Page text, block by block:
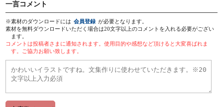
一言コメント
※素材のダウンロードには 会員登録 が必要となります。
素材を無料ダウンロードいただく場合は20文字以上のコメントを入れる必要がござい
ます。
コメントは投稿者さまに通知されます。使用目的や感想など頂けると大変喜ばれま
す。ご協力お願い致します。